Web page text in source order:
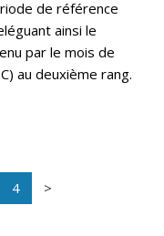
de référence
ainsi le
par le mois de
au deuxième rang.
4